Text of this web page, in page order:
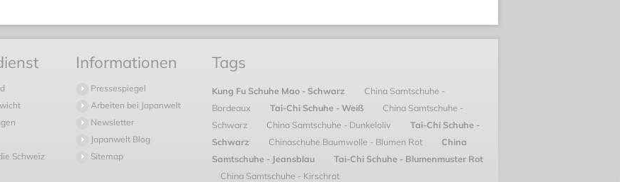
Schweiz
Informationen
Pressespiegel
Arbeiten bei Japanwelt
Newsletter
Japanwelt Blog
Sitemap
Tags
Kung Fu Schuhe Mao - Schwarz
China Samtschuhe -
Bordeaux
Tai-Chi Schuhe - Weiß
China Samtschuhe -
Schwarz
China Samtschuhe - Dunkeloliv
Tai-Chi Schuhe -
Schwarz
Chinaschuhe Baumwolle - Blumen Rot
China
Samtschuhe - Jeansblau
Tai-Chi Schuhe - Blumenmuster Rot
China Samtschuhe - Kirschrot